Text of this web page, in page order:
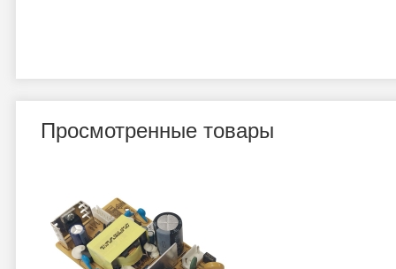
Просмотренные товары